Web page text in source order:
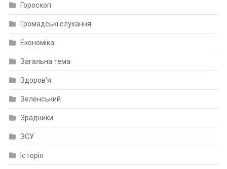
Гороскоп
Громадські слухання
Економіка
Загальна тема
Здоров'я
Зеленський
Зрадники
ЗСУ
Історія